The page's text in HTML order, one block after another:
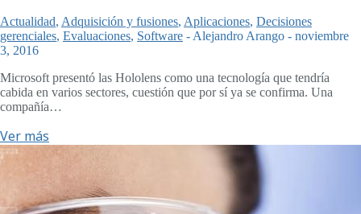
Actualidad, Adquisición y fusiones, Aplicaciones, Decisiones
gerenciales, Evaluaciones, Software - Alejandro Arango - noviembre
3, 2016
Microsoft presentó las Hololens como una tecnología que tendría
cabida en varios sectores, cuestión que por sí ya se confirma. Una
compañía…
Ver más